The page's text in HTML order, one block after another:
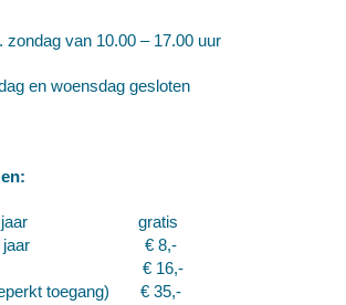
zondag van 10.00 – 17.00 uur
en woensdag gesloten
m 4 jaar gratis
m 17 jaar € 8,-
€ 16,-
toegang) € 35,-